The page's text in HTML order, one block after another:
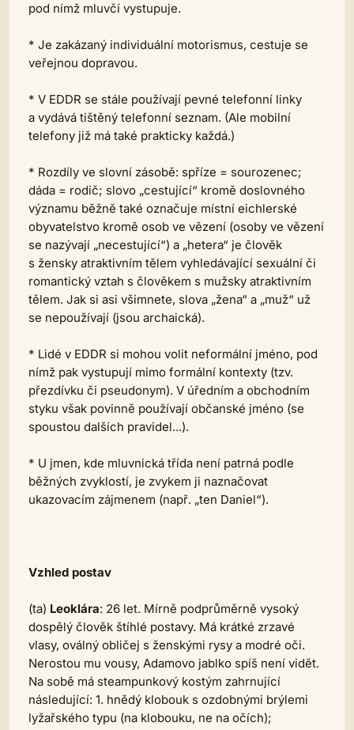
pod nímž mluvčí vystupuje.
* Je zakázaný individuální motorismus, cestuje se
veřejnou dopravou.
* V EDDR se stále používají pevné telefonní linky
a vydává tištěný telefonní seznam. (Ale mobilní
telefony již má také prakticky každá.)
* Rozdíly ve slovní zásobě: spříze = sourozenec;
dáda = rodič; slovo „cestující“ kromě doslovného
významu běžně také označuje místní eichlerské
obyvatelstvo kromě osob ve vězení (osoby ve vězení
se nazývají „necestující“) a „hetera“ je člověk
s žensky atraktivním tělem vyhledávající sexuální či
romantický vztah s člověkem s mužsky atraktivním
tělem. Jak si asi všimnete, slova „žena“ a „muž“ už
se nepoužívají (jsou archaická).
* Lidé v EDDR si mohou volit neformální jméno, pod
nímž pak vystupují mimo formální kontexty (tzv.
přezdívku či pseudonym). V úředním a obchodním
styku však povinně používají občanské jméno (se
spoustou dalších pravidel...).
* U jmen, kde mluvnická třída není patrná podle
běžných zvyklostí, je zvykem ji naznačovat
ukazovacím zájmenem (např. „ten Daniel“).
Vzhled postav
(ta) Leoklára: 26 let. Mírně podprůměrně vysoký
dospělý člověk štíhlé postavy. Má krátké zrzavé
vlasy, oválný obličej s ženskými rysy a modré oči.
Nerostou mu vousy, Adamovo jablko spíš není vidět.
Na sobě má steampunkový kostým zahrnující
následující: 1. hnědý klobouk s ozdobnými brýlemi
lyžařského typu (na klobouku, ne na očích);